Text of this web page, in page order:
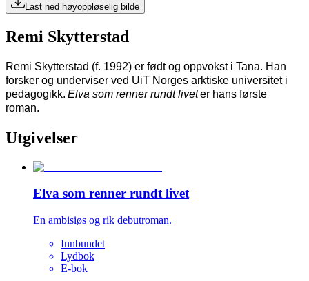
Last ned høyoppløselig bilde
Remi Skytterstad
Remi Skytterstad (f. 1992) er født og oppvokst i Tana. Han
forsker og underviser ved UiT Norges arktiske universitet i
pedagogikk. Elva som renner rundtliveter hans første
roman.
Utgivelser
Elva som renner rundt livet
En ambisiøs og rik debutroman.
Innbundet
Lydbok
E-bok